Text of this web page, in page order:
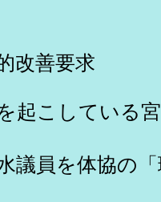
要求
起こしている
議員を体協の